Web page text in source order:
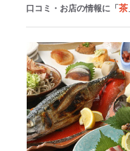
口コミ・お店の情報に「茶